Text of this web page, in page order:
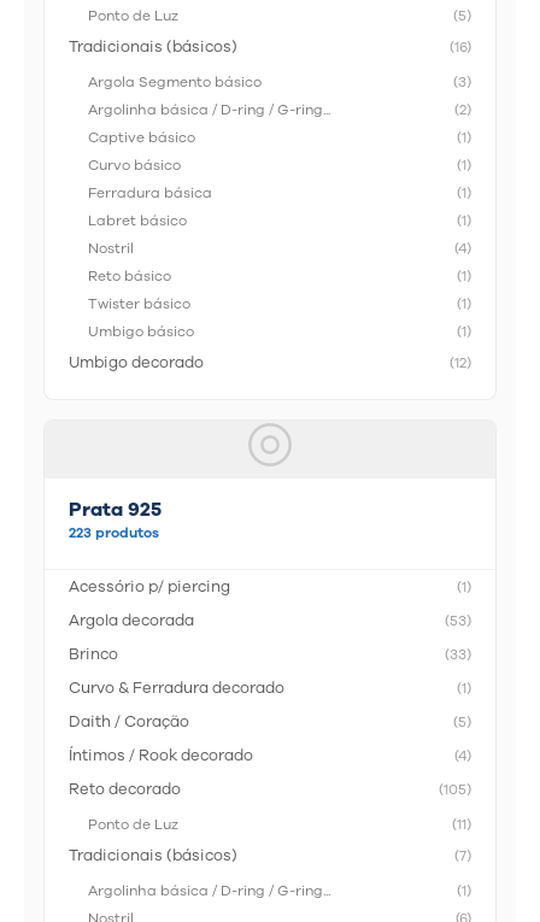
Ponto de Luz (5)
Tradicionais (básicos)
(16)
Argola Segmento básico
(3)
Argolinha básica / D-ring / G-ring...
(2)
Captive básico
(1)
Curvo básico
(1)
Ferradura básica
(1)
Labret básico
(1)
Nostril
(4)
Reto básico
(1)
Twister básico
(1)
Umbigo básico
(1)
Umbigo decorado (12)
Prata 925
223 produtos
Acessório p/ piercing (1)
Argola decorada (53)
Brinco (33)
Curvo & Ferradura decorado (1)
Daith / Coração (5)
Íntimos / Rook decorado (4)
Reto decorado
(105)
Ponto de Luz
(11)
Tradicionais (básicos)
(7)
Argolinha básica / D-ring / G-ring...
(1)